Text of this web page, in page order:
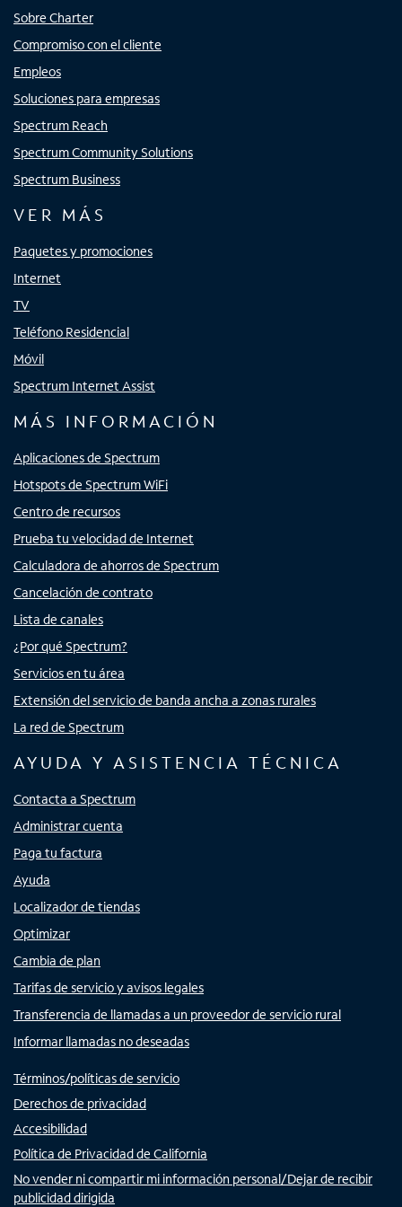
Sobre Charter
Compromiso con el cliente
Empleos
Soluciones para empresas
Spectrum Reach
Spectrum Community Solutions
Spectrum Business
VER MÁS
Paquetes y promociones
Internet
TV
Teléfono Residencial
Móvil
Spectrum Internet Assist
MÁS INFORMACIÓN
Aplicaciones de Spectrum
Hotspots de Spectrum WiFi
Centro de recursos
Prueba tu velocidad de Internet
Calculadora de ahorros de Spectrum
Cancelación de contrato
Lista de canales
¿Por qué Spectrum?
Servicios en tu área
Extensión del servicio de banda ancha a zonas rurales
La red de Spectrum
AYUDA Y ASISTENCIA TÉCNICA
Contacta a Spectrum
Administrar cuenta
Paga tu factura
Ayuda
Localizador de tiendas
Optimizar
Cambia de plan
Tarifas de servicio y avisos legales
Transferencia de llamadas a un proveedor de servicio rural
Informar llamadas no deseadas
Términos/políticas de servicio
Derechos de privacidad
Accesibilidad
Política de Privacidad de California
No vender ni compartir mi información personal/Dejar de recibir
publicidad dirigida